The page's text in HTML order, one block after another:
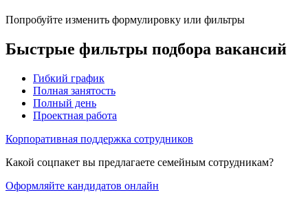
Попробуйте изменить формулировку или фильтры
Быстрые фильтры подбора вакансий
Гибкий график
Полная занятость
Полный день
Проектная работа
Корпоративная поддержка сотрудников
Какой соцпакет вы предлагаете семейным сотрудникам?
Оформляйте кандидатов онлайн